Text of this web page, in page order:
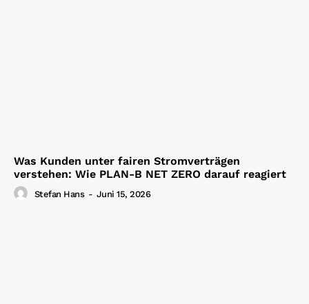
Was Kunden unter fairen Stromverträgen
verstehen: Wie PLAN-B NET ZERO darauf reagiert
Stefan Hans - Juni 15, 2026